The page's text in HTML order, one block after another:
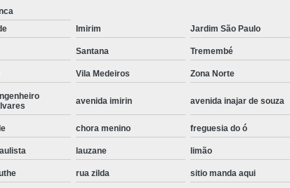
Instalação Eletrica Maquina de Lavar
Instalação Maquina de Lavar
Instalação para Maquina de Lavar
Instalar Maquina Lavar Roupa
Samsung Instalação Maquina de
Instalação de Lava e Seca Samsung
Instalação Lava e Seca
Instalação
Imirim Jardim São Paulo
Santana Tremembé
Vila Medeiros Zona Norte
avenida imirin avenida inajar de souza
chora menino freguesia do ó
lauzane limão
rua zilda sitio manda aqui